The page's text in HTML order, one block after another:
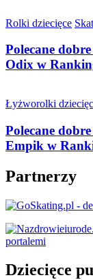
Rolki dziecięce
Polecane
Odix w
Łyżworolki
Polecane
Empik w
Partnerzy
Dziecięce